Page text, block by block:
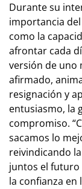
Durante su
importancia
como la
afrontar cada
versión de uno
afirmado,
resignación y
entusiasmo, la
compromiso.
sacamos lo
reivindicando
juntos el futuro
la confianza en